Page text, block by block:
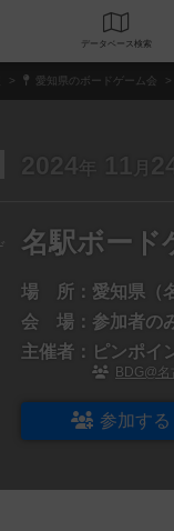
データベー
愛知県のボードゲーム会
2024年 11 月
名駅ボード
場 所： 愛知県（
会 場： 参加者の
主催者：
ピンポイ
BDG@名
参加する